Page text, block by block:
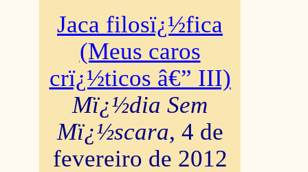
Jaca filosï¿½fica
(Meus caros
crï¿½ticos â€” III)
Mï¿½dia Sem
Mï¿½scara, 4 de
fevereiro de 2012